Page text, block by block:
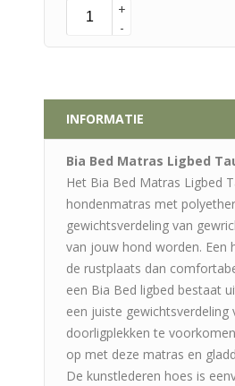
+
-
INFORMATIE
Bia Bed Matras Ligbed
Het Bia Bed Matras Ligbed
hondenmatras met
gewichtsverdeling van
van jouw hond worden. Een
de rustplaats dan
een Bia Bed ligbed bestaat
een juiste
doorligplekken te
op met deze matras en
De kunstlederen hoes is